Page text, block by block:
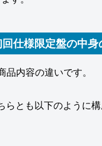
仕様限定盤の中身
内容の違いです。
とも以下のように構